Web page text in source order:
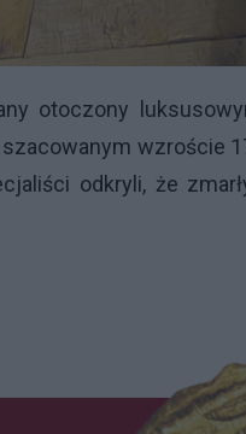
otoczony
wzroście
odkryli, że